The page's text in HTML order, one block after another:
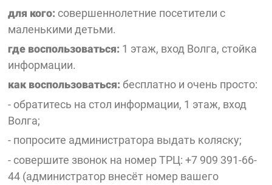
для кого: совершеннолетние посетители с
маленькими детьми.
где воспользоваться: 1 этаж, вход Волга, стойка
информации.
как воспользоваться: бесплатно и очень просто:
- обратитесь на стол информации, 1 этаж, вход
Волга;
- попросите администратора выдать коляску;
- совершите звонок на номер ТРЦ: +7 909 391-66-
44 (администратор внесёт номер вашего